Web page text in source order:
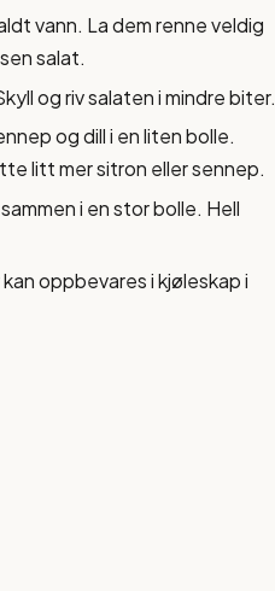
vann. La dem renne veldig
salat.
og riv salaten i mindre biter.
og dill i en liten bolle.
litt mer sitron eller sennep.
i en stor bolle. Hell
oppbevares i kjøleskap i